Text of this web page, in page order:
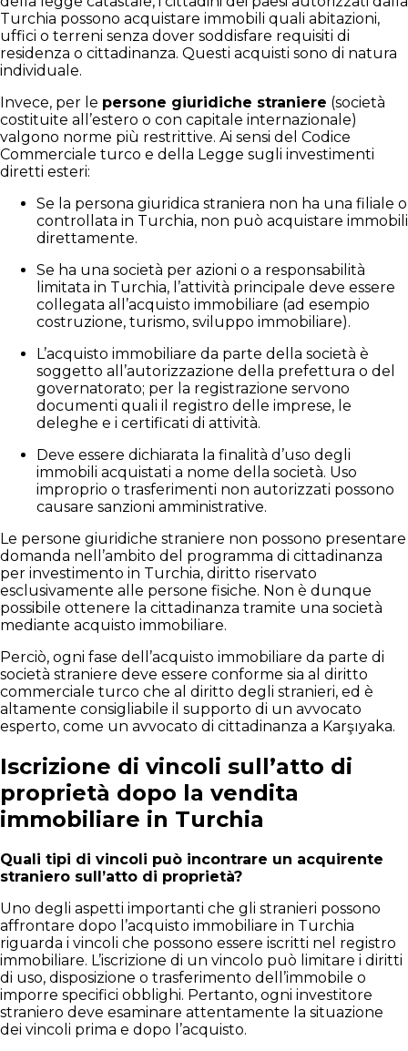
Turchia possono acquistare immobili quali abitazioni,
uffici o terreni senza dover soddisfare requisiti di
residenza o cittadinanza. Questi acquisti sono di natura
individuale.
Invece, per le persone giuridiche straniere (società
costituite all’estero o con capitale internazionale)
valgono norme più restrittive. Ai sensi del Codice
Commerciale turco e della Legge sugli investimenti
diretti esteri:
Se la persona giuridica straniera non ha una filiale o
controllata in Turchia, non può acquistare immobili
direttamente.
Se ha una società per azioni o a responsabilità
limitata in Turchia, l’attività principale deve essere
collegata all’acquisto immobiliare (ad esempio
costruzione, turismo, sviluppo immobiliare).
L’acquisto immobiliare da parte della società è
soggetto all’autorizzazione della prefettura o del
governatorato; per la registrazione servono
documenti quali il registro delle imprese, le
deleghe e i certificati di attività.
Deve essere dichiarata la finalità d’uso degli
immobili acquistati a nome della società. Uso
improprio o trasferimenti non autorizzati possono
causare sanzioni amministrative.
Le persone giuridiche straniere non possono presentare
domanda nell’ambito del programma di cittadinanza
per investimento in Turchia, diritto riservato
esclusivamente alle persone fisiche. Non è dunque
possibile ottenere la cittadinanza tramite una società
mediante acquisto immobiliare.
Perciò, ogni fase dell’acquisto immobiliare da parte di
società straniere deve essere conforme sia al diritto
commerciale turco che al diritto degli stranieri, ed è
altamente consigliabile il supporto di un avvocato
esperto, come un avvocato di cittadinanza a Karşıyaka.
Iscrizione di vincoli sull’atto di
proprietà dopo la vendita
immobiliare in Turchia
Quali tipi di vincoli può incontrare un acquirente
straniero sull’atto di proprietà?
Uno degli aspetti importanti che gli stranieri possono
affrontare dopo l’acquisto immobiliare in Turchia
riguarda i vincoli che possono essere iscritti nel registro
immobiliare. L’iscrizione di un vincolo può limitare i diritti
di uso, disposizione o trasferimento dell’immobile o
imporre specifici obblighi. Pertanto, ogni investitore
straniero deve esaminare attentamente la situazione
dei vincoli prima e dopo l’acquisto.